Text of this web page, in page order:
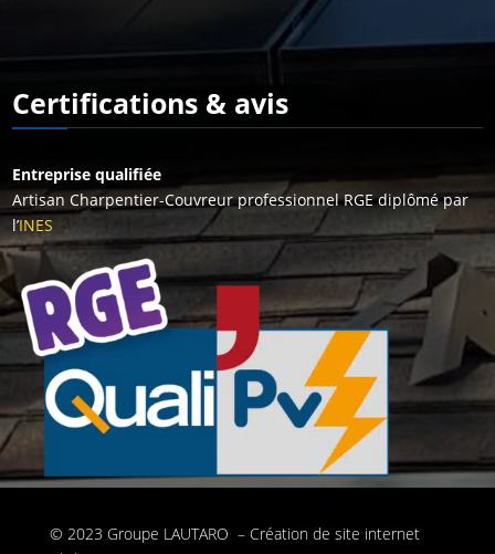
Certifications & avis
Entreprise qualifiée
Artisan Charpentier-Couvreur professionnel RGE diplômé par
l’INES
© 2023 Groupe LAUTARO – Création de site internet